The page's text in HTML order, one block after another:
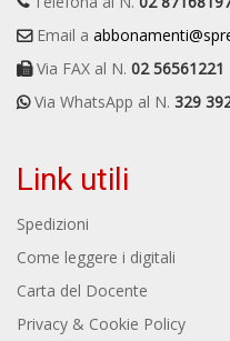
Email a
Via FAX al N. 02 56561221
Via WhatsApp al N. 329
Link utili
Spedizioni
Come leggere i digitali
Carta del Docente
Privacy & Cookie Policy